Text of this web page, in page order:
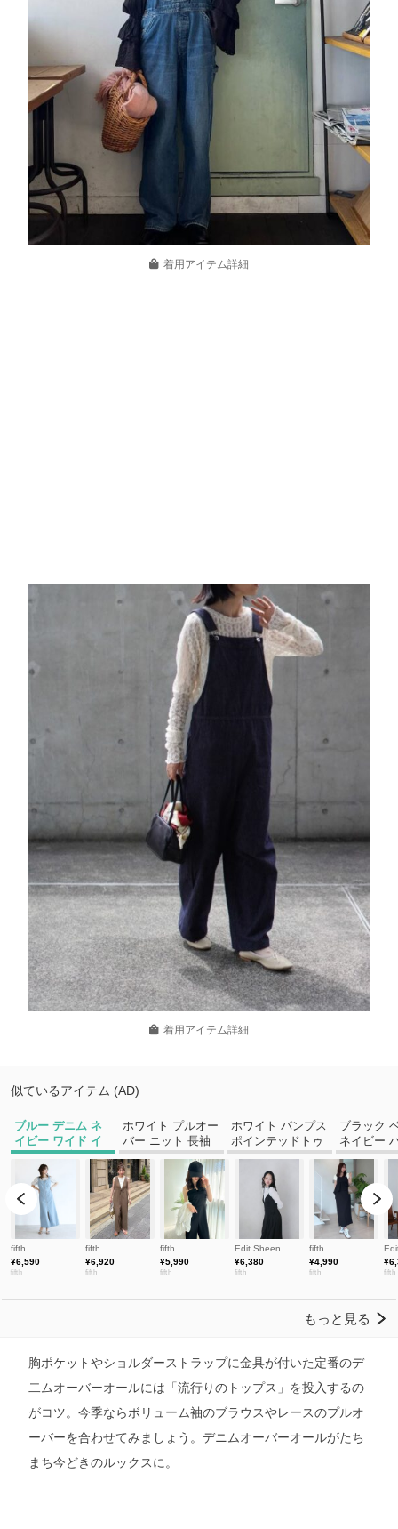
着用アイテム詳細
着用アイテム詳細
胸ポケットやショルダーストラップに金具が付いた定番のデ
二ムオーバーオールには「流行りのトップス」を投入するの
がコツ。今季ならボリューム袖のブラウスやレースのプルオ
ーバーを合わせてみましょう。デニムオーバーオールがたち
まち今どきのルックスに。